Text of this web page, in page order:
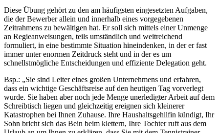
Diese Übung gehört zu den am häufigsten eingesetzten Aufgaben,
die der Bewerber allein und innerhalb eines vorgegebenen
Zeitrahmens zu bewältigen hat. Er soll sich mittels einer Unmenge
an Regieanweisungen, teils umständlich und weitreichend
formuliert, in eine bestimmte Situation hineindenken, in der er fast
immer unter enormen Zeitdruck steht und in der es um
schnellstmögliche Entscheidungen und effiziente Delegation geht.
Bsp.: „Sie sind Leiter eines großen Unternehmens und erfahren,
dass ein wichtige Geschäftsreise auf den heutigen Tag vorverlegt
wurde. Sie haben aber noch jede Menge unerledigter Arbeit auf dem
Schreibtisch liegen und gleichzeitig ereignen sich kleinerer
Katastrophen bei Ihnen Zuhause. Ihre Haushaltsgehilfin kündigt, Ihr
Sohn bricht sich das Bein beim klettern, Ihre Tochter ruft aus dem